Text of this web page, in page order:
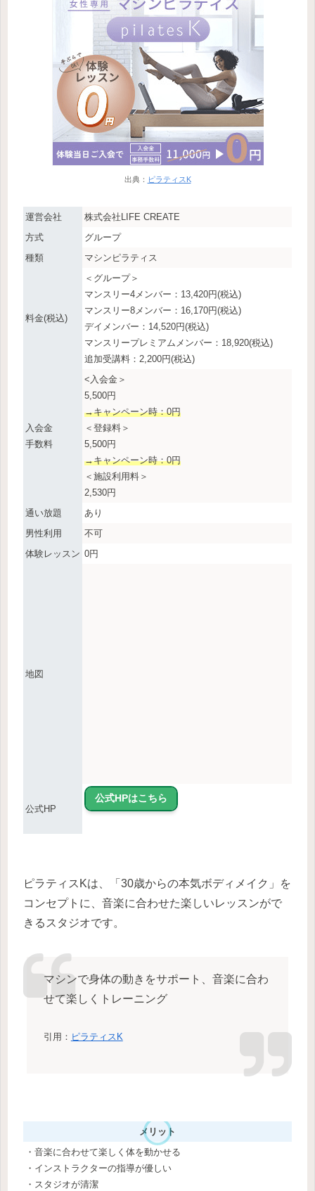
出典： ピラティスK
運営会社
株式会社LIFE CREATE
方式
グループ
種類
マシンピラティス
料金(税込)
＜グループ＞
マンスリー4メンバー：13,420円(税込)
マンスリー8メンバー：16,170円(税込)
デイメンバー：14,520円(税込)
マンスリープレミアムメンバー：18,920(税込)
追加受講料：2,200円(税込)
入会金
手数料
<入会金＞
5,500円
→キャンペーン時：0円
＜登録料＞
5,500円
→キャンペーン時：0円
＜施設利用料＞
2,530円
通い放題
あり
男性利用
不可
体験レッスン 0円
地図
公式HP
公式HPはこちら
ピラティスKは、「30歳からの本気ボディメイク」を
コンセプトに、音楽に合わせた楽しいレッスンがで
きるスタジオです。
マシンで身体の動きをサポート、音楽に合わ
せて楽しくトレーニング
引用： ピラティスK
メリット
・音楽に合わせて楽しく体を動かせる
・インストラクターの指導が優しい
・スタジオが清潔